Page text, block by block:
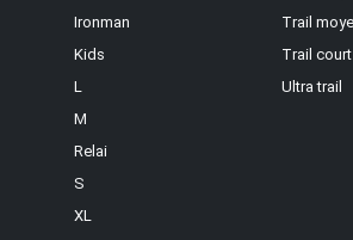
Ironman
Kids
L
M
Relai
S
XL
Trail
Trail
Ultra trail